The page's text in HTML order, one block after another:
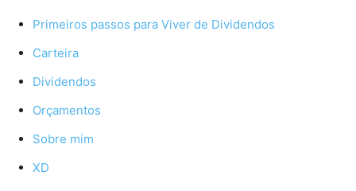
Primeiros passos para Viver de Dividendos
Carteira
Dividendos
Orçamentos
Sobre mim
XD